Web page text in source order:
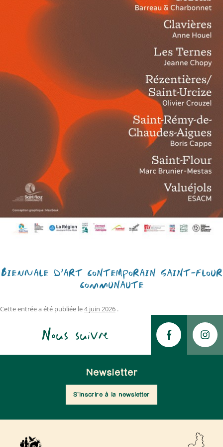
BIENNALE D’ART CONTEMPORAIN SAINT-FLOUR
COMMUNAUTÉ
Cette entrée a été publiée le4 juin 2026 .
Nous suivre
Newsletter
S'inscrire à la newsletter